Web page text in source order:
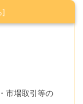
市場取引等の